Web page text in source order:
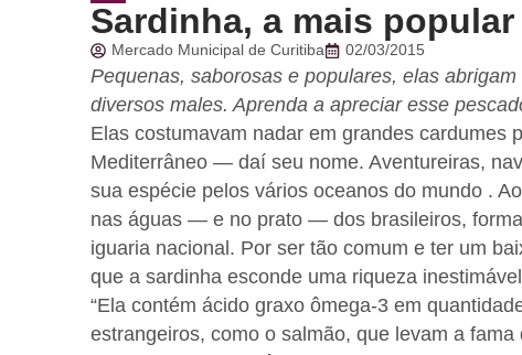
Sardinha, a mais
Mercado Municipal de Curitiba 02/03/2015
Pequenas, saborosas e populares, elas
diversos males. Aprenda a apreciar esse
Elas costumavam nadar em grandes cardumes
Mediterrâneo — daí seu nome. Aventureiras,
sua espécie pelos vários oceanos do mundo .
nas águas — e no prato — dos brasileiros,
iguaria nacional. Por ser tão comum e ter um
que a sardinha esconde uma riqueza
“Ela contém ácido graxo ômega-3 em
estrangeiros, como o salmão, que levam a